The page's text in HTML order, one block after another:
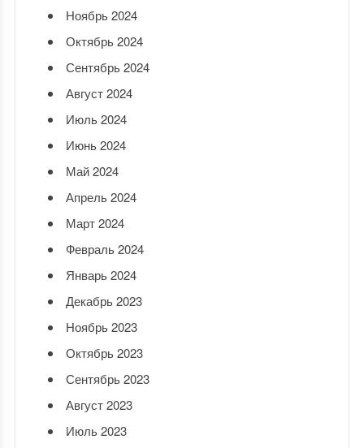
Ноябрь 2024
Октябрь 2024
Сентябрь 2024
Август 2024
Июль 2024
Июнь 2024
Май 2024
Апрель 2024
Март 2024
Февраль 2024
Январь 2024
Декабрь 2023
Ноябрь 2023
Октябрь 2023
Сентябрь 2023
Август 2023
Июль 2023